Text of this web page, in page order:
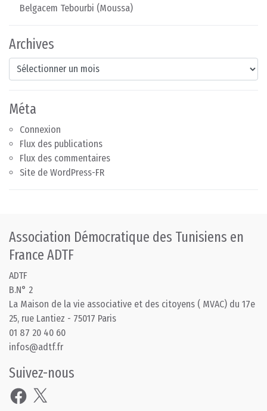
Belgacem Tebourbi (Moussa)
Archives
Archives
Méta
Connexion
Flux des publications
Flux des commentaires
Site de WordPress-FR
Association Démocratique des Tunisiens en
France ADTF
ADTF
B.N° 2
La Maison de la vie associative et des citoyens ( MVAC) du 17e
25, rue Lantiez - 75017 Paris
01 87 20 40 60
infos@adtf.fr
Suivez-nous
Facebook
X